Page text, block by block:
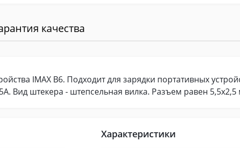
качества
IMAХ B6. Подходит для зарядки портативных
Вид штекера - штепсельная вилка. Разъем равен
Характеристики